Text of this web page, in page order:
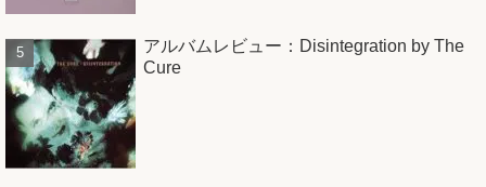
アルバムレビュー：Disintegration by The
Cure